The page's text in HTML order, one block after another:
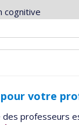
cognitive
votre
des professeurs